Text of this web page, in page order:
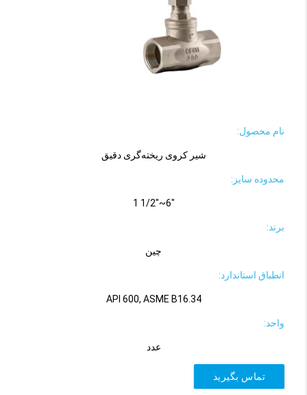
نام محصول:
شیر کروی ریخته‌گری دقیق
محدوده سایز:
"6~"1/2 1
برند:
چین
انطباق استاندارد:
API 600, ASME B16.34
واحد:
عدد
تماس بگیرید